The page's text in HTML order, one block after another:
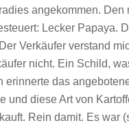
angekommen. Den
Lecker Papaya.
Verkäufer verstand
nicht. Ein Schild,
erinnerte das
und diese Art von
Rein damit. Es war